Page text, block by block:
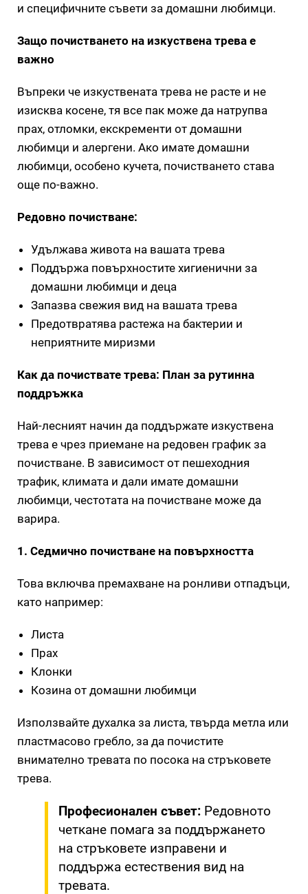
и специфичните съвети за домашни любимци.
Защо почистването на изкуствена трева е
важно
Въпреки че изкуствената трева не расте и не
изисква косене, тя все пак може да натрупва
прах, отломки, екскременти от домашни
любимци и алергени. Ако имате домашни
любимци, особено кучета, почистването става
още по-важно.
Редовно почистване:
Удължава живота на вашата трева
Поддържа повърхностите хигиенични за
домашни любимци и деца
Запазва свежия вид на вашата трева
Предотвратява растежа на бактерии и
неприятните миризми
Как да почиствате трева: План за рутинна
поддръжка
Най-лесният начин да поддържате изкуствена
трева е чрез приемане на редовен график за
почистване. В зависимост от пешеходния
трафик, климата и дали имате домашни
любимци, честотата на почистване може да
варира.
1. Седмично почистване на повърхността
Това включва премахване на ронливи отпадъци,
като например:
Листа
Прах
Клонки
Козина от домашни любимци
Използвайте духалка за листа, твърда метла или
пластмасово гребло, за да почистите
внимателно тревата по посока на стръковете
трева.
Професионален съвет: Редовното
четкане помага за поддържането
на стръковете изправени и
поддържа естествения вид на
тревата.